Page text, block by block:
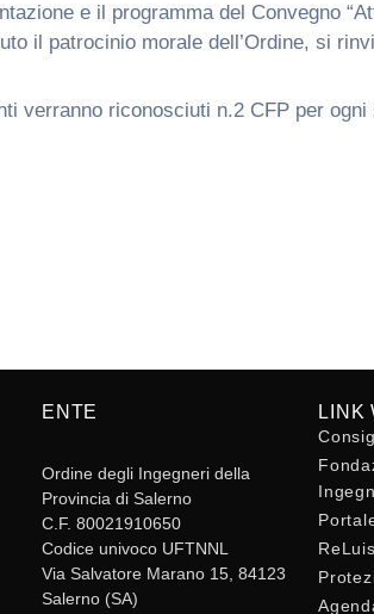
e il programma del Convegno
il patrocinio morale dell’Ordine, si
verranno riconosciuti n.2 CFP per
testo
ENTE
Ordine degli Ingegneri della
Provincia di Salerno
C.F. 80021910650
Codice univoco UFTNNL
Via Salvatore Marano 15, 84123
Salerno (SA)
LINK
ReLuis